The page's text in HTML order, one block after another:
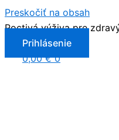
Preskočiť na obsah
Poctivá výživa pre
Prihlásenie
0,00€ 0